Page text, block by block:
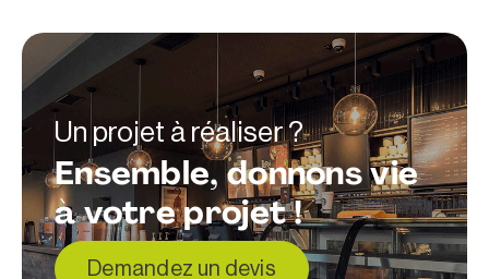
Un projet à réaliser ?
Ensemble, donnons vie
à votre projet !
Demandez un devis